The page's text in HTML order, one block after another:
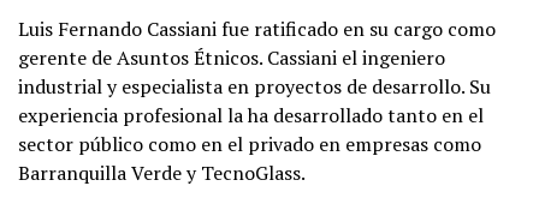
Luis Fernando Cassiani fue ratificado en su cargo como
gerente de Asuntos Étnicos. Cassiani el ingeniero
industrial y especialista en proyectos de desarrollo. Su
experiencia profesional la ha desarrollado tanto en el
sector público como en el privado en empresas como
Barranquilla Verde y TecnoGlass.